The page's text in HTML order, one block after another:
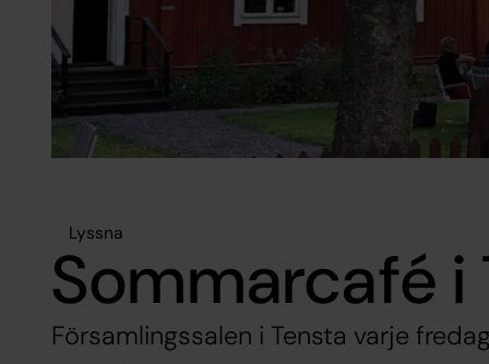
Lyssna
Sommarcafé i
Församlingssalen i Tensta varje